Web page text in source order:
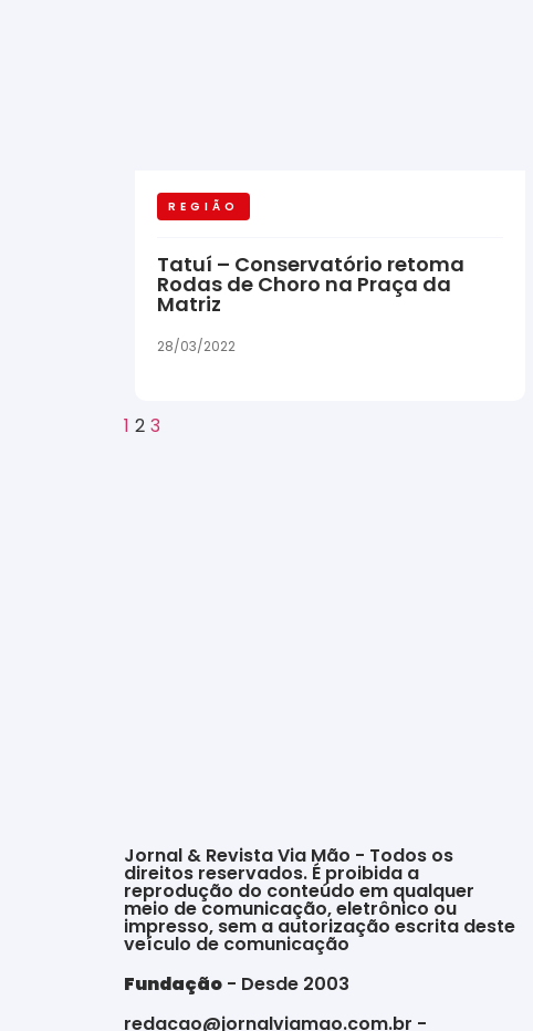
REGIÃO
Tatuí – Conservatório retoma
Rodas de Choro na Praça da
Matriz
28/03/2022
1 2 3
Jornal & Revista Via Mão - Todos os
direitos reservados. É proibida a
reprodução do conteúdo em qualquer
meio de comunicação, eletrônico ou
impresso, sem a autorização escrita deste
veículo de comunicação
Fundação - Desde 2003
redacao@jornalviamao.com.br -